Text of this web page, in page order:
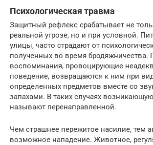
Психологическая травма
Защитный рефлекс срабатывает не
реальной угрозе, но и при условной.
улицы, часто страдают от
полученных во время бродяжничества.
воспоминания, провоцирующие
поведение, возвращаются к ним при
определенных предметов вместе со
запахами. В таких случаях
называют перенаправленной.
Чем страшнее пережитое насилие, тем
возможное нападение. Животное,